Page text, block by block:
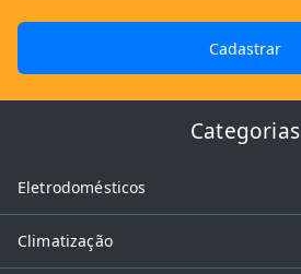
Cadastrar
Categorias
Eletrodomésticos
Climatização